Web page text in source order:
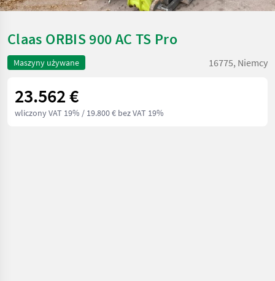
Claas ORBIS 900 AC TS Pro
Maszyny używane 16775, Niemcy
23.562 €
wliczony VAT 19% / 19.800 € bez VAT 19%